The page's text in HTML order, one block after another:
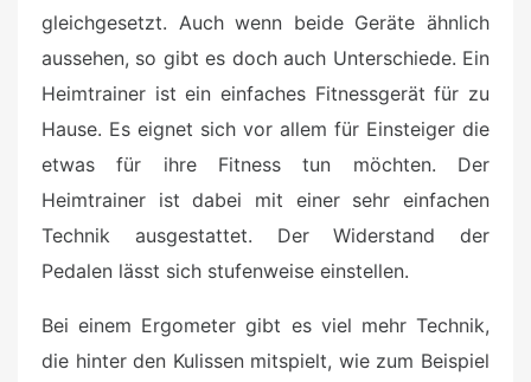
gleichgesetzt. Auch wenn beide Geräte ähnlich
aussehen, so gibt es doch auch Unterschiede. Ein
Heimtrainer ist ein einfaches Fitnessgerät für zu
Hause. Es eignet sich vor allem für Einsteiger die
etwas für ihre Fitness tun möchten. Der
Heimtrainer ist dabei mit einer sehr einfachen
Technik ausgestattet. Der Widerstand der
Pedalen lässt sich stufenweise einstellen.
Bei einem Ergometer gibt es viel mehr Technik,
die hinter den Kulissen mitspielt, wie zum Beispiel